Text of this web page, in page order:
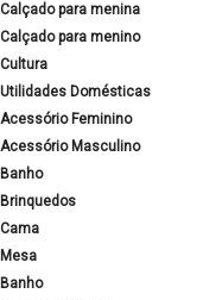
Calçado para menina
Calçado para menino
Cultura
Utilidades Domésticas
Acessório Feminino
Acessório Masculino
Banho
Brinquedos
Cama
Mesa
Banho